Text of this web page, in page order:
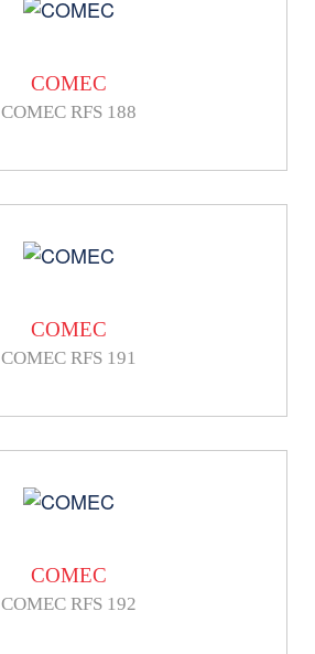
COMEC
COMEC RFS 188
COMEC
COMEC RFS 191
COMEC
COMEC RFS 192